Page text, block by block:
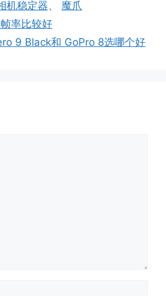
机稳定器、 魔爪
率比较好
9 Black和 GoPro 8选哪个好